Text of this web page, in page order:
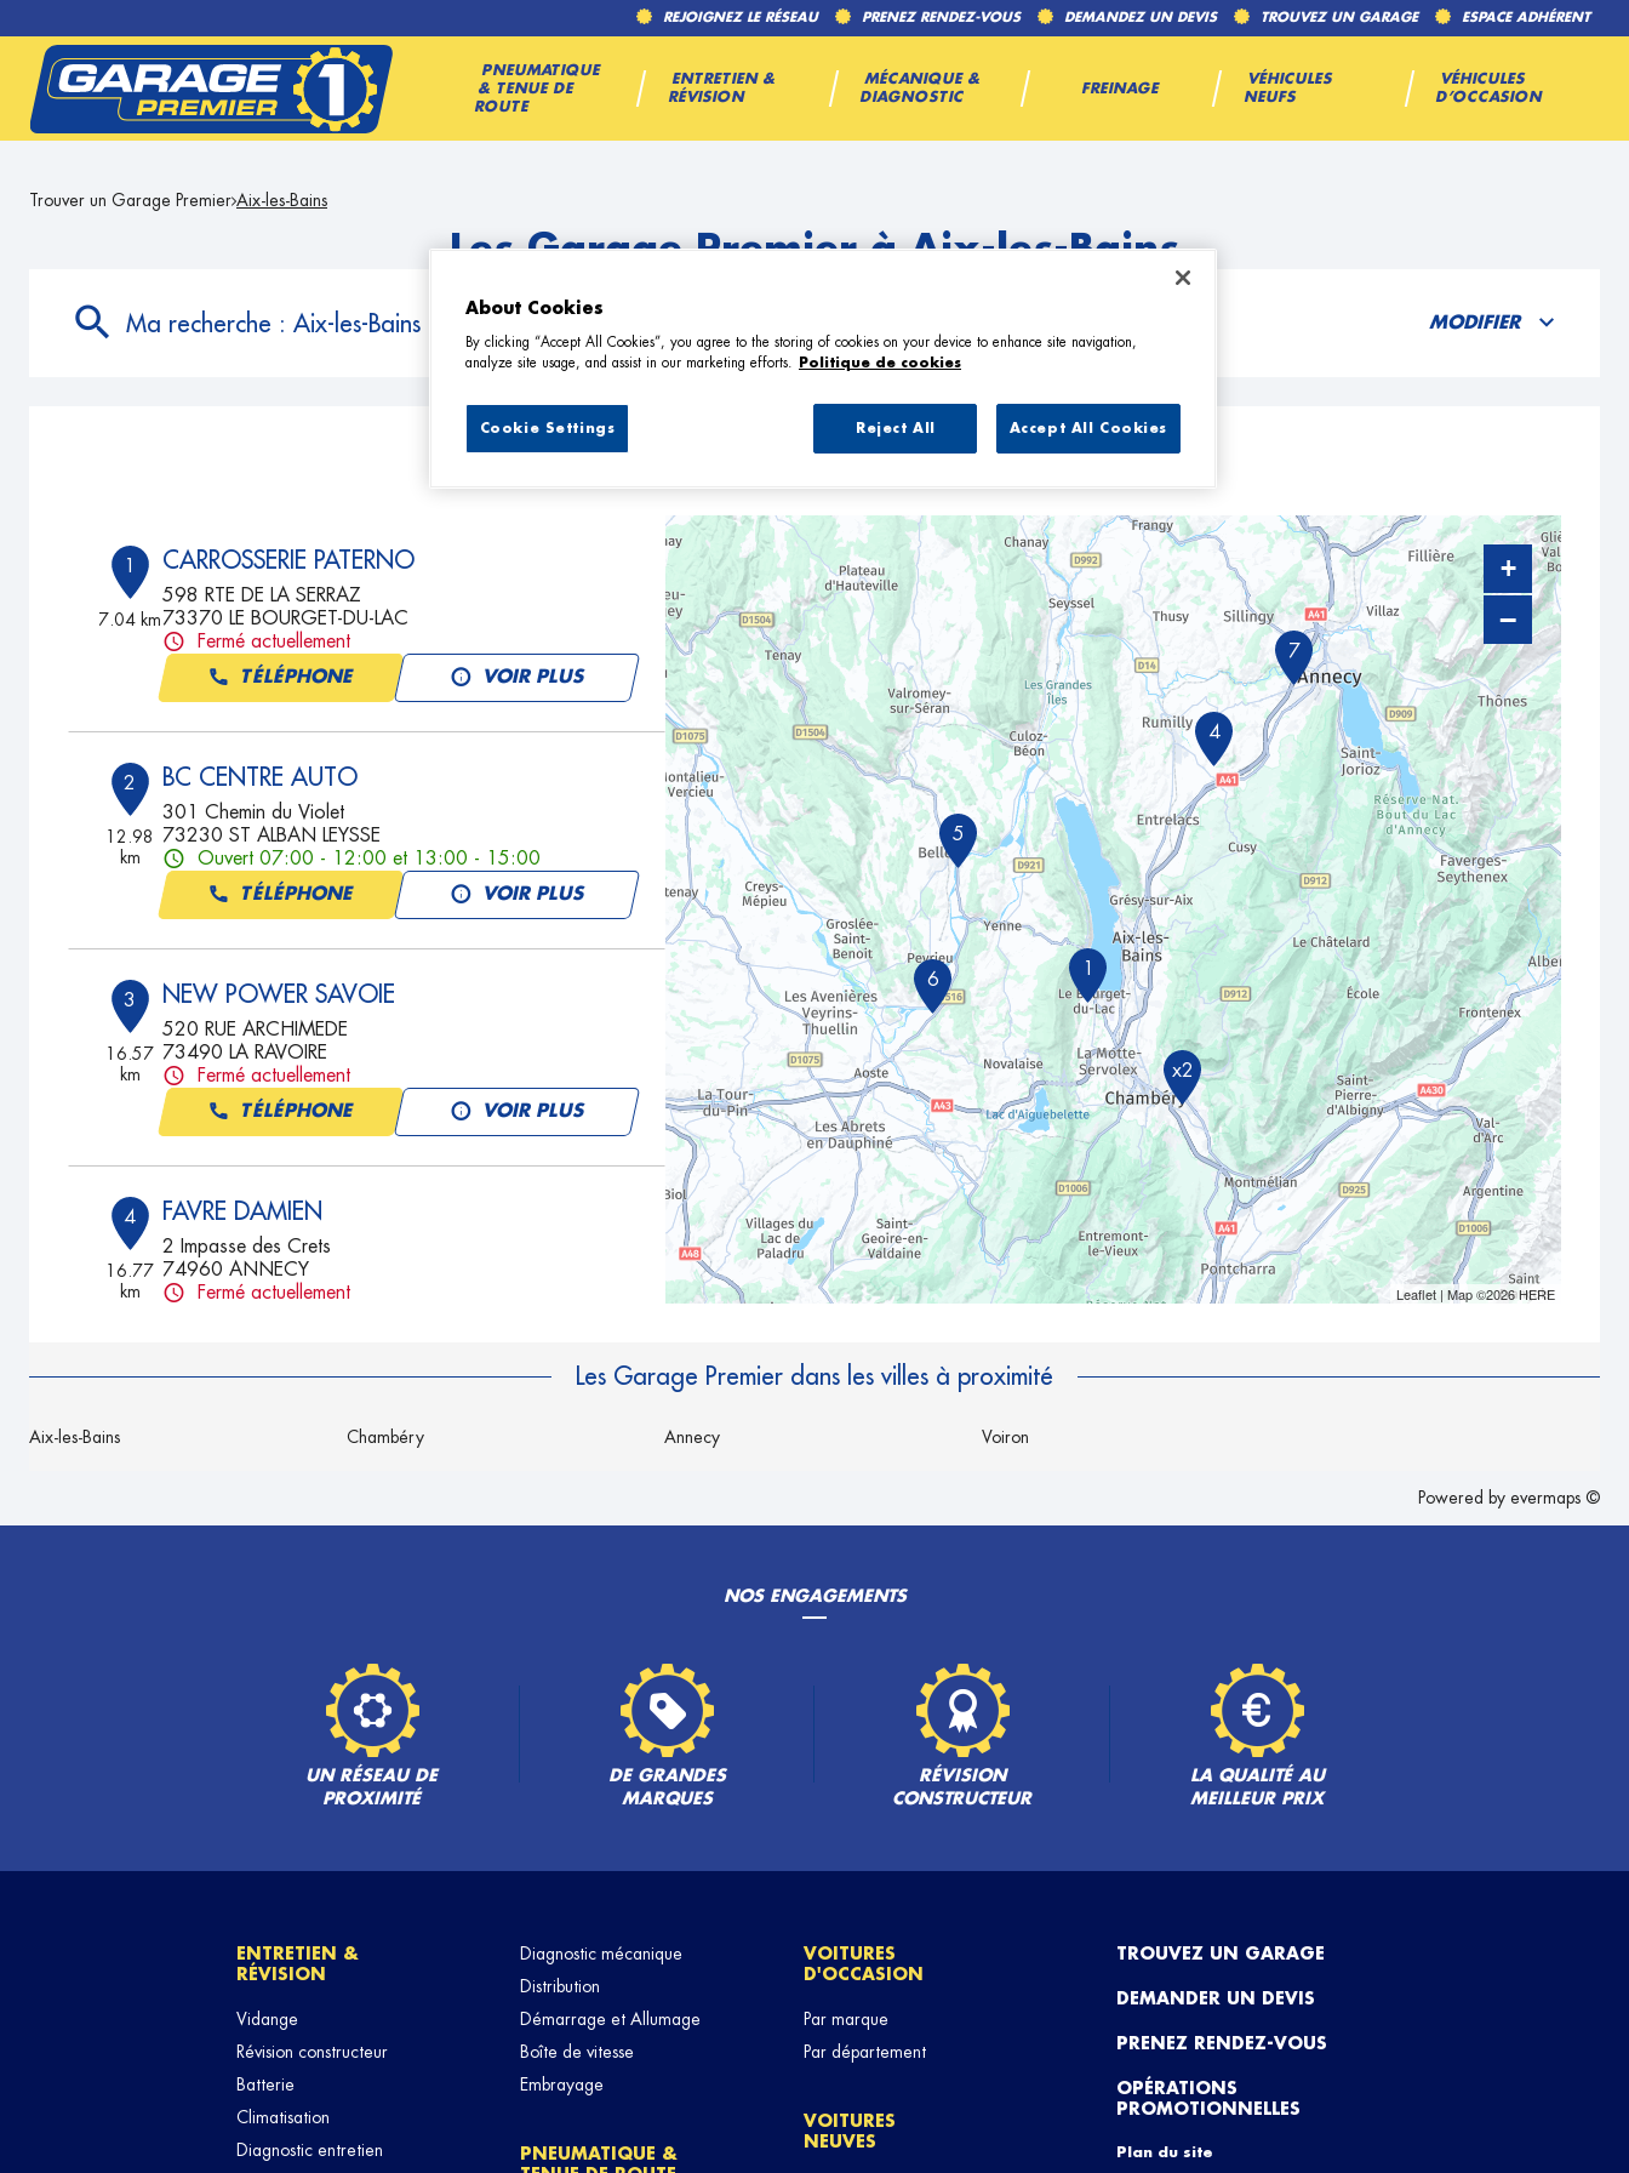
REJOIGNEZ LE RÉSEAU PRENEZ RENDEZ-VOUS DEMANDEZ UN DEVIS TROUVEZ UN GARAGE ESPACE ADHÉRENT
PNEUMATIQUE
& TENUE DE
ROUTE
ENTRETIEN &
RÉVISION
MÉCANIQUE &
DIAGNOSTIC
FREINAGE
VÉHICULES
NEUFS
VÉHICULES
D’OCCASION
Trouver un Garage Premier Aix-les-Bains
Les Garage Premier à Aix-les-Bains
Ma recherche : Aix-les-Bains MODIFIER
7 Garage Premier à Aix-les-Bains
1
7.04 km
CARROSSERIE PATERNO
598 RTE DE LA SERRAZ
73370 LE BOURGET-DU-LAC
Fermé actuellement
TÉLÉPHONE VOIR PLUS
2
12.98
km
BC CENTRE AUTO
301 Chemin du Violet
73230 ST ALBAN LEYSSE
Ouvert 07:00 - 12:00 et 13:00 - 15:00
TÉLÉPHONE VOIR PLUS
3
16.57
km
NEW POWER SAVOIE
520 RUE ARCHIMEDE
73490 LA RAVOIRE
Fermé actuellement
TÉLÉPHONE VOIR PLUS
4
16.77
km
FAVRE DAMIEN
2 Impasse des Crets
74960 ANNECY
Fermé actuellement
DESHAIES AUTOMOBILES
73240 CHAMPAGNEUX
Fermé actuellement
7
Fermé actuellement
TÉLÉPHONE VOIR PLUS
7
4
6
5
1
x2
+
−
Leaflet| Map ©2026HERE
Les Garage Premier dans les villes à proximité
Aix-les-Bains Chambéry Annecy Voiron
Powered by evermaps ©
NOS ENGAGEMENTS
UN RÉSEAU DE
PROXIMITÉ
DE GRANDES
MARQUES
RÉVISION
CONSTRUCTEUR
LA QUALITÉ AU
MEILLEUR PRIX
ENTRETIEN &
RÉVISION
Vidange
Révision constructeur
Batterie
Climatisation
Diagnostic entretien
Diagnostic mécanique
Distribution
Démarrage et Allumage
Boîte de vitesse
Embrayage
PNEUMATIQUE &
VOITURES
D'OCCASION
Par marque
Par département
VOITURES
NEUVES
TROUVEZ UN GARAGE
DEMANDER UN DEVIS
PRENEZ RENDEZ-VOUS
OPÉRATIONS
PROMOTIONNELLES
Plan du site
About Cookies
By clicking “Accept All Cookies”, you agree to the storing of cookies on your device to enhance site navigation,
analyze site usage, and assist in our marketing efforts.
Politique de cookies
Reject All Accept All Cookies
Cookie Settings